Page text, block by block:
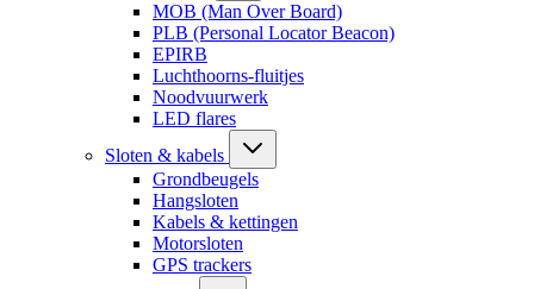
MOB (Man Over Board)
PLB (Personal Locator Beacon)
EPIRB
Luchthoorns-fluitjes
Noodvuurwerk
LED flares
Sloten & kabels
Grondbeugels
Hangsloten
Kabels & kettingen
Motorsloten
GPS trackers